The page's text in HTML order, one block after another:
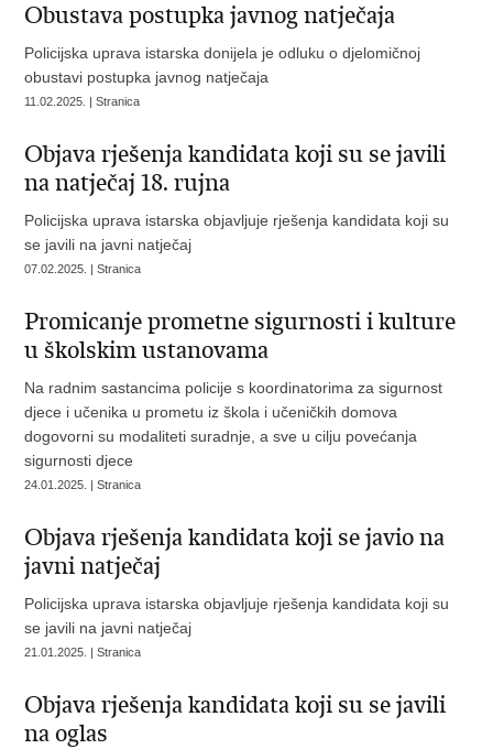
Obustava postupka javnog natječaja
Policijska uprava istarska donijela je odluku o djelomičnoj
obustavi postupka javnog natječaja
11.02.2025. | Stranica
Objava rješenja kandidata koji su se javili
na natječaj 18. rujna
Policijska uprava istarska objavljuje rješenja kandidata koji su
se javili na javni natječaj
07.02.2025. | Stranica
Promicanje prometne sigurnosti i kulture
u školskim ustanovama
Na radnim sastancima policije s koordinatorima za sigurnost
djece i učenika u prometu iz škola i učeničkih domova
dogovorni su modaliteti suradnje, a sve u cilju povećanja
sigurnosti djece
24.01.2025. | Stranica
Objava rješenja kandidata koji se javio na
javni natječaj
Policijska uprava istarska objavljuje rješenja kandidata koji su
se javili na javni natječaj
21.01.2025. | Stranica
Objava rješenja kandidata koji su se javili
na oglas